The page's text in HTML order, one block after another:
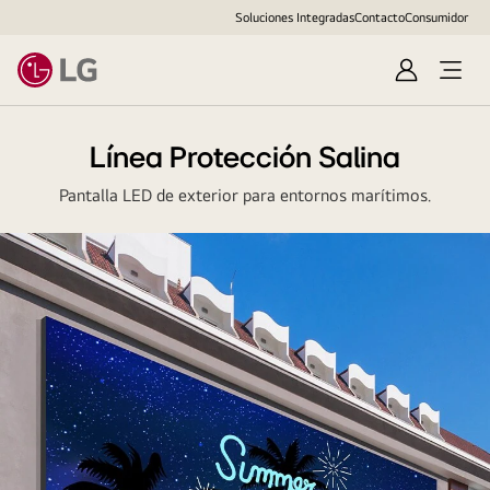
Soluciones IntegradasContactoConsumidor
Regístrate
Línea Protección Salina
Pantalla LED de exterior para entornos marítimos.